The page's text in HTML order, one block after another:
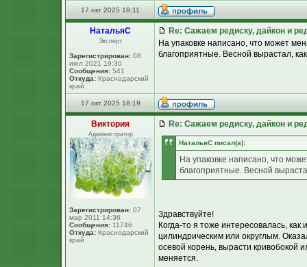
17 окт 2025 18:11
НатальяС
Эксперт
Зарегистрирован: 08
июл 2021 19:30
Сообщения: 541
Откуда: Краснодарский
край
Re: Сажаем редиску, дайкон и
На упаковке написано, что может
благоприятные. Весной вырастал,
17 окт 2025 18:19
Виктория
Администратор
Зарегистрирован: 07
мар 2011 14:36
Сообщения: 11746
Откуда: Краснодарский
край
Re: Сажаем редиску, дайкон и
НатальяС писал(а):
На упаковке написано, что
благоприятные. Весной
Здравствуйте!
Когда-то я тоже интересовалась,
цилиндрическим или округлым.
осевой корень, вырасти кривобокой
меняется.